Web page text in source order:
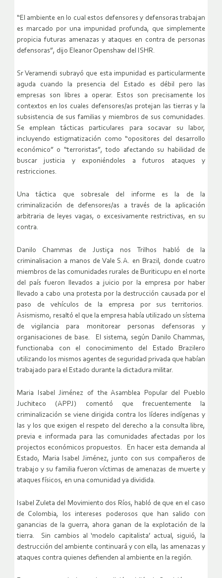
“El ambiente en lo cual estos defensores y defensoras trabajan
es marcado por una impunidad profunda, que simplemente
propicia futuras amenazas y ataques en contra de personas
defensoras”, dijo Eleanor Openshaw del ISHR.
Sr Veramendi subrayó que esta impunidad es particularmente
aguda cuando la presencia del Estado es débil pero las
empresas son libres a operar. Estos son precisamente los
contextos en los cuales defensores/as protejan las tierras y la
subsistencia de sus familias y miembros de sus comunidades.
Se emplean tácticas particulares para socavar su labor,
incluyendo estigmatización como “opositores del desarrollo
económico” o “terroristas”, todo afectando su habilidad de
buscar justicia y exponiéndoles a futuros ataques y
restricciones.
Una táctica que sobresale del informe es la de la
criminalización de defensores/as a través de la aplicación
arbitraria de leyes vagas, o excesivamente restrictivas, en su
contra.
Danilo Chammas de Justiça nos Trilhos habló de la
criminalisacion a manos de Vale S.A. en Brazil, donde cuatro
miembros de las comunidades rurales de Buriticupu en el norte
del país fueron llevados a juicio por la empresa por haber
llevado a cabo una protesta por la destrucción causada por el
paso de vehículos de la empresa por sus territorios.
Asismismo, resaltó el que la empresa había utilizado un sístema
de vigilancia para monitorear personas defensoras y
organisaciones de base. El sistema, según Danilo Chammas,
functionaba con el conocimimento del Estado Brazilero
utilizando los mismos agentes de seguridad privada que habían
trabajado para el Estado durante la dictadura militar.
Maria Isabel Jiménez of the Asamblea Popular del Pueblo
Juchiteco (APPJ) comentó que frecuentemente la
criminalización se viene dirigida contra los líderes indígenas y
las y los que exigen el respeto del derecho a la consulta libre,
previa e informada para las comunidades afectadas por los
projectos económicos propuestos. En hacer esta demanda al
Estado, Maria Isabel Jiménez, junto con sus compañeros de
trabajo y su familia fueron víctimas de amenazas de muerte y
ataques físicos, en una comunidad ya dividida.
Isabel Zuleta del Movimiento dos Ríos, habló de que en el caso
de Colombia, los intereses poderosos que han salido con
ganancias de la guerra, ahora ganan de la explotación de la
tierra. Sin cambios al ‘modelo capitalista’ actual, siguió, la
destrucción del ambiente continuará y con ella, las amenazas y
ataques contra quienes defienden al ambiente en la región.